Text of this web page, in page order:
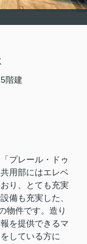
階建
プレール・ドゥ
用部にはエレベ
り、とても充実
備も充実した、
物件です。造り
を提供できるマ
している方に